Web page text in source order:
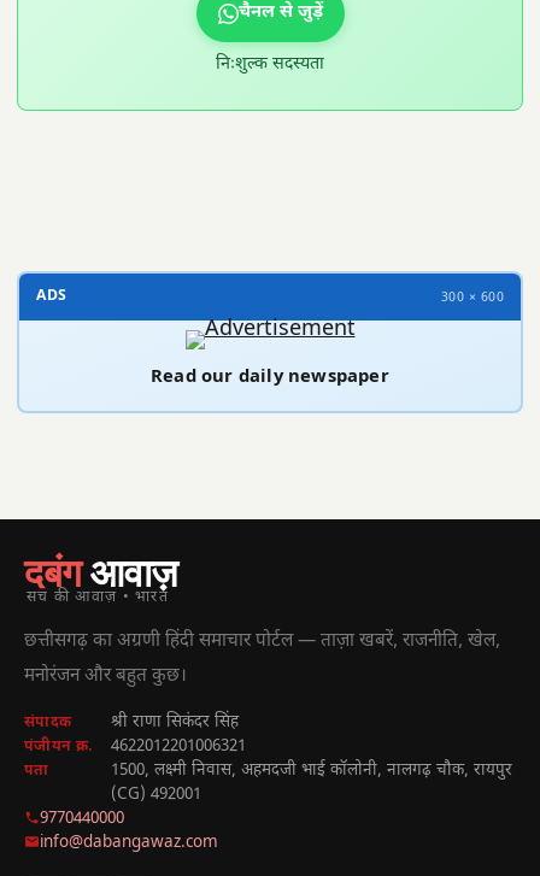
चैनल से जुड़ें
निःशुल्क सदस्यता
ADS 300 × 600
Read our daily newspaper
दबंगआवाज़
सच की आवाज़ • भारत
छत्तीसगढ़ का अग्रणी हिंदी समाचार पोर्टल — ताज़ा खबरें, राजनीति, खेल,
मनोरंजन और बहुत कुछ।
संपादक श्री राणा सिकंदर सिंह
पंजीयन क्र. 4622012201006321
पता
1500, लक्ष्मी निवास, अहमदजी भाई कॉलोनी, नालगढ़ चौक, रायपुर
(CG) 492001
9770440000
info@dabangawaz.com